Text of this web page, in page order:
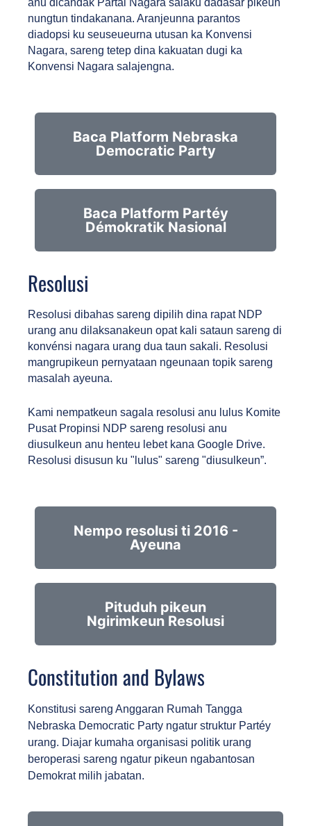
anu dicandak Partai Nagara salaku dadasar pikeun
nungtun tindakanana. Aranjeunna parantos
diadopsi ku seuseueurna utusan ka Konvensi
Nagara, sareng tetep dina kakuatan dugi ka
Konvensi Nagara salajengna.
Baca Platform Nebraska
Democratic Party
Baca Platform Partéy
Démokratik Nasional
Resolusi
Resolusi dibahas sareng dipilih dina rapat NDP
urang anu dilaksanakeun opat kali sataun sareng di
konvénsi nagara urang dua taun sakali. Resolusi
mangrupikeun pernyataan ngeunaan topik sareng
masalah ayeuna.
Kami nempatkeun sagala resolusi anu lulus Komite
Pusat Propinsi NDP sareng resolusi anu
diusulkeun anu henteu lebet kana Google Drive.
Resolusi disusun ku "lulus" sareng "diusulkeun”.
Nempo resolusi ti 2016 -
Ayeuna
Pituduh pikeun
Ngirimkeun Resolusi
Constitution and Bylaws
Konstitusi sareng Anggaran Rumah Tangga
Nebraska Democratic Party ngatur struktur Partéy
urang. Diajar kumaha organisasi politik urang
beroperasi sareng ngatur pikeun ngabantosan
Demokrat milih jabatan.